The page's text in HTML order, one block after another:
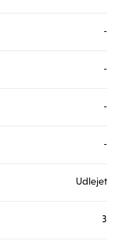
-
-
-
-
Udlejet
3